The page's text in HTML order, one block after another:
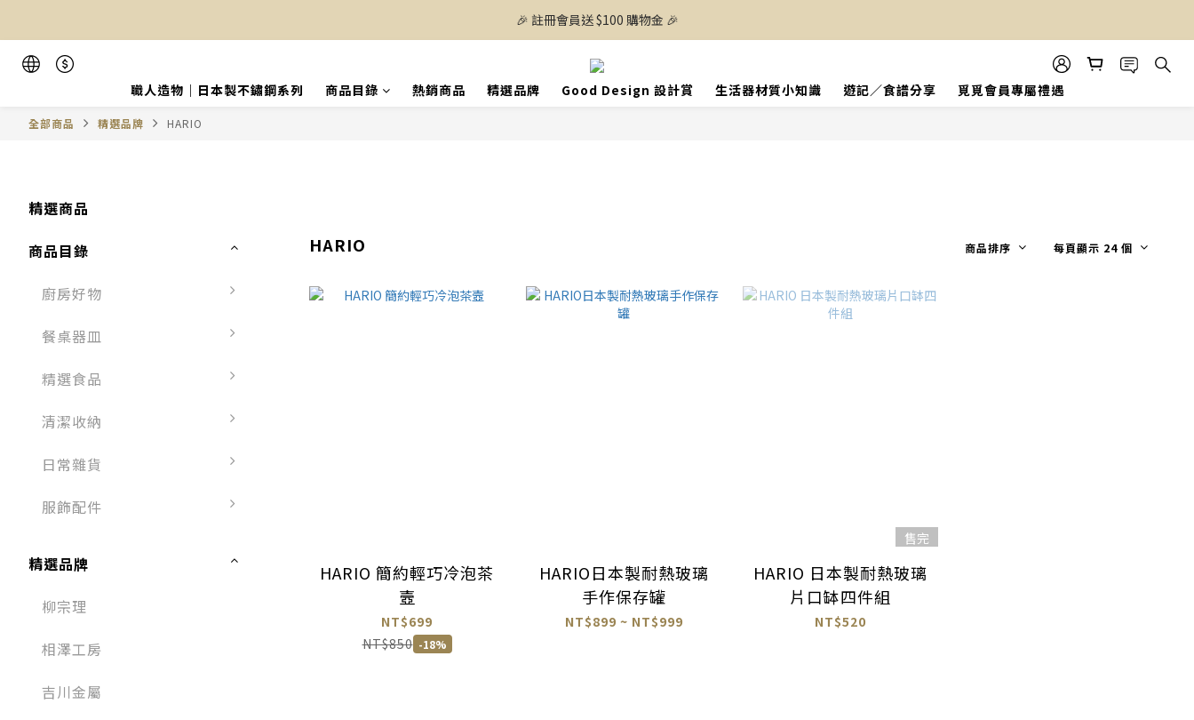
🎉 註冊會員送 $100 購物金 🎉
職人造物｜日本製不鏽鋼系列 商品目錄 熱銷商品 精選品牌 Good Design 設計賞 生活器材質小知識 遊記／食譜分享 覓覓會員專屬禮遇
全部商品 精選品牌 HARIO
精選商品
商品目錄
廚房好物
餐桌器皿
精選食品
清潔收納
日常雜貨
服飾配件
精選品牌
柳宗理
相澤工房
吉川金屬
HARIO 商品排序 每頁顯示 24 個
HARIO 簡約輕巧冷泡茶
壼
NT$699
NT$850 -18%
HARIO日本製耐熱玻璃
手作保存罐
NT$899 ~ NT$999
售完
HARIO 日本製耐熱玻璃
片口缽四件組
NT$520